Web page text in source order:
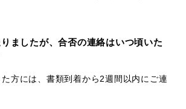
ましたが、合否の連絡はいつ頃いた
方には、書類到着から2週間以内にご連